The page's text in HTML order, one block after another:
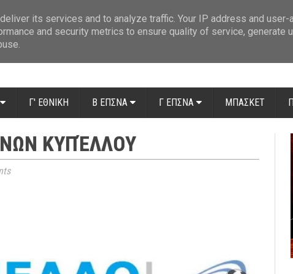
Γ' ΕΘΝΙΚΗ Β ΕΠΣΝΑ Γ ΕΠΣΝΑ ΜΠΑΣΚΕΤ
ΚΥΠΈΛΛΟΥ
its services and to analyze traffic. Your IP address and user-
and security metrics to ensure quality of service, generate